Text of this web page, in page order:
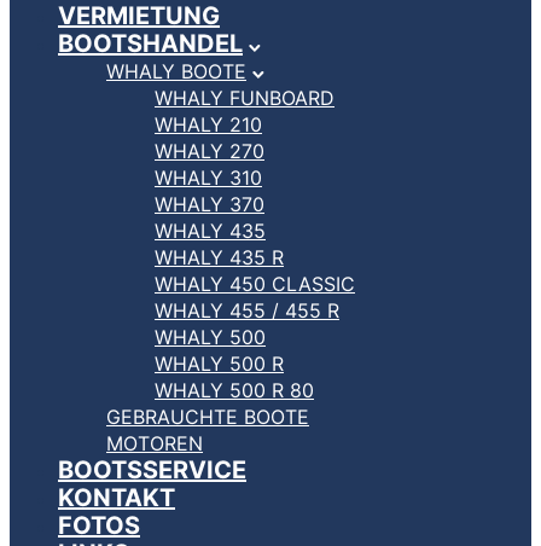
VERMIETUNG
BOOTSHANDEL
WHALY BOOTE
WHALY FUNBOARD
WHALY 210
WHALY 270
WHALY 310
WHALY 370
WHALY 435
WHALY 435 R
WHALY 450 CLASSIC
WHALY 455 / 455 R
WHALY 500
WHALY 500 R
WHALY 500 R 80
GEBRAUCHTE BOOTE
MOTOREN
BOOTSSERVICE
KONTAKT
FOTOS